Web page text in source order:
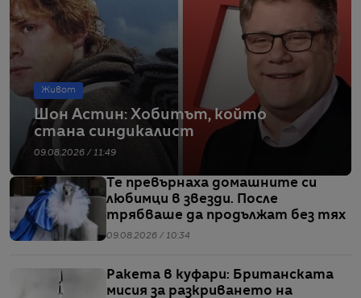
Живот
Шон Астин: Хобитът, който
стана синдикалист
09.08.2026 / 11:49
Те превърнаха домашните си
любимци в звезди. После
трябваше да продължат без тях
09.08.2026 / 10:34
Ракета в куфари: Британската
мисия за разкриването на